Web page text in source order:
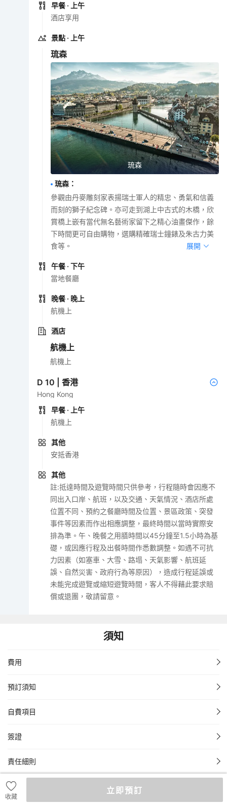
早餐 · 上午
酒店享用
景點 · 上午
琉森
琉森
琉森 ：
參觀由丹麥雕刻家表揚瑞士軍人的精忠、勇氣和信義
而刻的獅子紀念碑。亦可走到湖上中古式的木橋，欣
賞橋上嵌有當代無名藝術家留下之精心油畫傑作，餘
下時間更可自由購物，選購精確瑞士鐘錶及朱古力美
食等。
展開
午餐 · 下午
當地餐廳
晚餐 · 晚上
航機上
酒店
航機上
航機上
D10 |香港
Hong Kong
早餐 · 上午
航機上
其他
安抵香港
其他
註:抵達時間及遊覽時間只供參考，行程隨時會因應不
同出入口岸、航班，以及交通、天氣情況、酒店所處
位置不同、預約之餐廳時間及位置、景區政策、突發
事件等因素而作出相應調整，最終時間以當時實際安
排為準。午、晚餐之用膳時間以45分鐘至1.5小時為基
礎，或因應行程及出餐時間作悉數調整。如遇不可抗
力因素（如塞車、大雪、路塌、天氣影響、航班延
誤、自然災害、政府行為等原因），造成行程延誤或
未能完成遊覽或縮短遊覽時間，客人不得藉此要求賠
償或退團，敬請留意。
須知
費用
預訂須知
自費項目
簽證
責任細則
收藏
立即預訂